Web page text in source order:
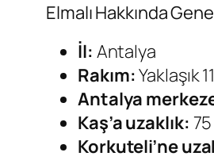
Elmalı Hakkında
İl: Antalya
Rakım:Yaklaşık
Antalya
Kaş’a uzaklık:
Korkuteli’ne